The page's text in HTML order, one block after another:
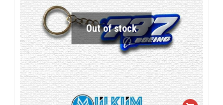
Out of stock